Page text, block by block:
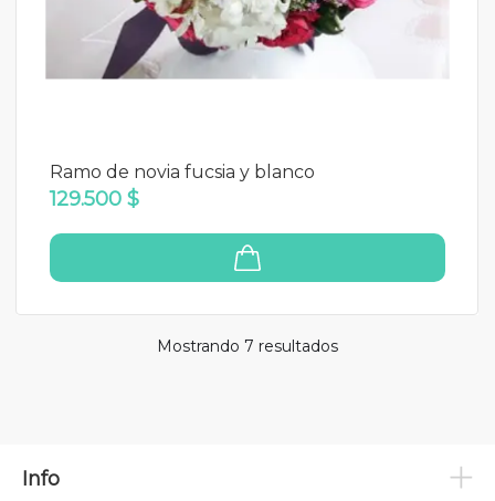
Ramo de novia fucsia y blanco
129.500 $
Mostrando 7 resultados
Info